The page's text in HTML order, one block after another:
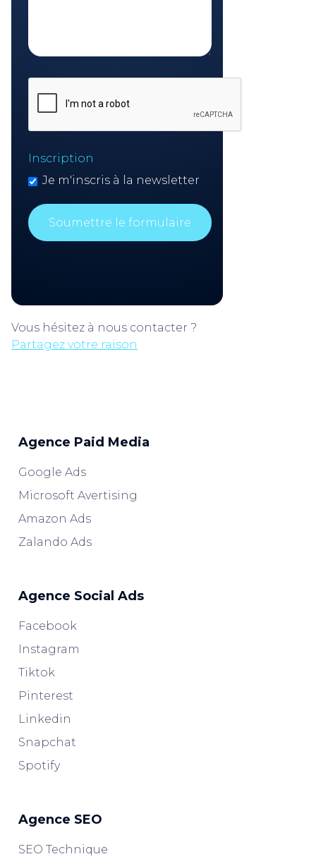
Inscription
Je m'inscris à la newsletter
Vous hésitez à nous contacter ?
Partagez votre raison
Agence Paid Media
Google Ads
Microsoft Avertising
Amazon Ads
Zalando Ads
Agence Social Ads
Facebook
Instagram
Tiktok
Pinterest
Linkedin
Snapchat
Spotify
Agence SEO
SEO Technique